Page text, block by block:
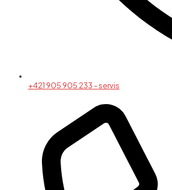
+421 905 905 233 - servis